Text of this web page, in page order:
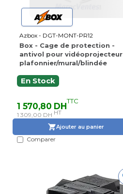
Azbox - DGT-MONT-PR12
Box - Cage de protection -
antivol pour vidéoprojecteur
plafonnier/mural/blindée
En Stock
1 570,80 DHTTC
1 309,00 DH HT
Ajouter au panier
Comparer